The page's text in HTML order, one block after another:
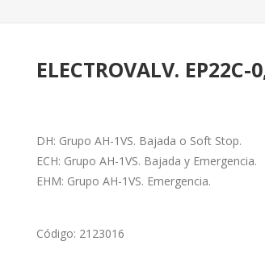
ELECTROVALV. EP22C-
DH: Grupo AH-1VS. Bajada o Soft Stop.
ECH: Grupo AH-1VS. Bajada y Emergencia.
EHM: Grupo AH-1VS. Emergencia.
Código: 2123016